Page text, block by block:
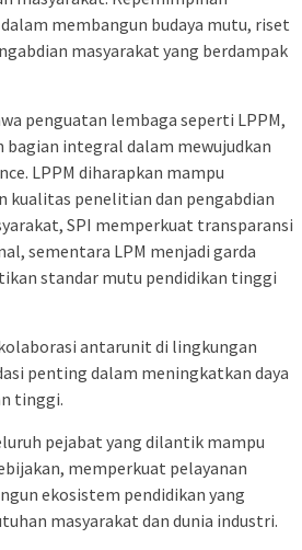
membangun budaya mutu, riset
masyarakat yang berdampak
penguatan lembaga seperti LPPM,
bagian integral dalam mewujudkan
LPPM diharapkan mampu
kualitas penelitian dan pengabdian
SPI memperkuat transparansi
sementara LPM menjadi garda
standar mutu pendidikan tinggi
antarunit di lingkungan
penting dalam meningkatkan daya
tinggi.
pejabat yang dilantik mampu
memperkuat pelayanan
ekosistem pendidikan yang
masyarakat dan dunia industri.